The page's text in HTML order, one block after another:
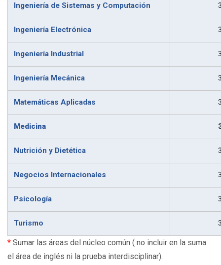
Ingeniería de Sistemas y Computación
Ingeniería Electrónica
Ingeniería Industrial
Ingeniería Mecánica
Matemáticas Aplicadas
Medicina
Nutrición y Dietética
Negocios Internacionales
Psicología
Turismo
* Sumar las áreas del núcleo común ( no incluir en la suma
el área de inglés ni la prueba interdisciplinar).